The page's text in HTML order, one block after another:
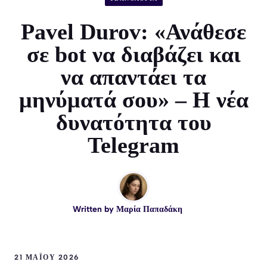
Pavel Durov: «Ανάθεσε
σε bot να διαβάζει και
να απαντάει τα
μηνύματά σου» – Η νέα
δυνατότητα του
Telegram
Written by Μαρία Παπαδάκη
21 ΜΑΪ́ΟΥ 2026